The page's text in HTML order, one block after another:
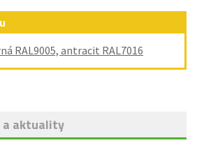
RAL9005, antracit RAL7016
a aktuality